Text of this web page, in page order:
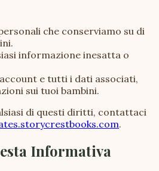
che conserviamo su di
informazione inesatta o
e tutti i dati associati,
sui tuoi bambini.
di questi diritti, contattaci
.
Informativa